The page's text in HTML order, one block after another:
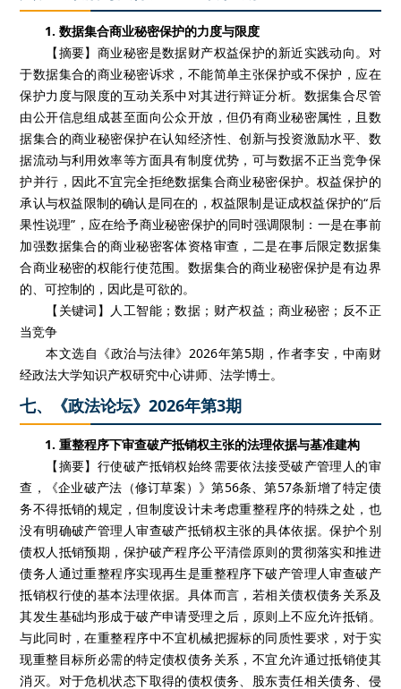
1. 数据集合商业秘密保护的力度与限度
【摘要】商业秘密是数据财产权益保护的新近实践动向。对
于数据集合的商业秘密诉求，不能简单主张保护或不保护，应在
保护力度与限度的互动关系中对其进行辩证分析。数据集合尽管
由公开信息组成甚至面向公众开放，但仍有商业秘密属性，且数
据集合的商业秘密保护在认知经济性、创新与投资激励水平、数
据流动与利用效率等方面具有制度优势，可与数据不正当竞争保
护并行，因此不宜完全拒绝数据集合商业秘密保护。权益保护的
承认与权益限制的确认是同在的，权益限制是证成权益保护的“后
果性说理”，应在给予商业秘密保护的同时强调限制：一是在事前
加强数据集合的商业秘密客体资格审查，二是在事后限定数据集
合商业秘密的权能行使范围。数据集合的商业秘密保护是有边界
的、可控制的，因此是可欲的。
【关键词】人工智能；数据；财产权益；商业秘密；反不正
当竞争
本文选自《政治与法律》2026年第5期，作者李安，中南财
经政法大学知识产权研究中心讲师、法学博士。
七、《政法论坛》2026年第3期
1. 重整程序下审查破产抵销权主张的法理依据与基准建构
【摘要】行使破产抵销权始终需要依法接受破产管理人的审
查，《企业破产法（修订草案）》第56条、第57条新增了特定债
务不得抵销的规定，但制度设计未考虑重整程序的特殊之处，也
没有明确破产管理人审查破产抵销权主张的具体依据。保护个别
债权人抵销预期，保护破产程序公平清偿原则的贯彻落实和推进
债务人通过重整程序实现再生是重整程序下破产管理人审查破产
抵销权行使的基本法理依据。具体而言，若相关债权债务关系及
其发生基础均形成于破产申请受理之后，原则上不应允许抵销。
与此同时，在重整程序中不宜机械把握标的同质性要求，对于实
现重整目标所必需的特定债权债务关系，不宜允许通过抵销使其
消灭。对于危机状态下取得的债权债务、股东责任相关债务、侵